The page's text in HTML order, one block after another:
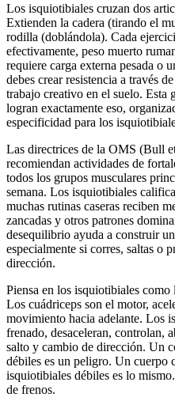
Los isquiotibiales cruzan dos
Extienden la cadera (tirando el
rodilla (doblándola). Cada
efectivamente, peso muerto
requiere carga externa pesada o
debes crear resistencia a través
trabajo creativo en el suelo. Esta
logran exactamente eso,
especificidad para los
Las directrices de la OMS (Bull
recomiendan actividades de
todos los grupos musculares
semana. Los isquiotibiales
muchas rutinas caseras reciben
zancadas y otros patrones
desequilibrio ayuda a construir
especialmente si corres, saltas o
dirección.
Piensa en los isquiotibiales como
Los cuádriceps son el motor,
movimiento hacia adelante. Los
frenado, desaceleran, controlan,
salto y cambio de dirección. Un
débiles es un peligro. Un cuerpo
isquiotibiales débiles es lo
de frenos.